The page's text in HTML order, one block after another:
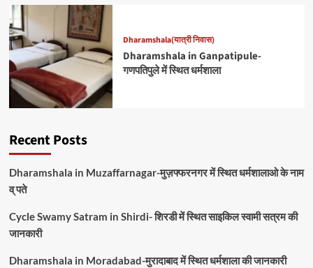
Dharamshala(यात्री निवास)
Dharamshala in Ganpatipule-
गणपतिपुले में स्थित धर्मशाला
Recent Posts
Dharamshala in Muzaffarnagar-मुज़फ्फरनगर में स्थित धर्मशालाओ के नाम
व् पते
Cycle Swamy Satram in Shirdi- शिरडी में स्थित साइकिल स्वामी सत्रम की
जानकारी
Dharamshala in Moradabad-मुरादाबाद में स्थित धर्मशाला की जानकारी